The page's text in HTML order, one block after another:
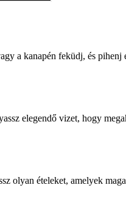
a kanapén feküdj, és
elegendő vizet, hogy
olyan ételeket, amelyek